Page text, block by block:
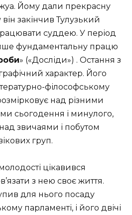
Йому дали прекрасну
він закінчив Тулузький
суддею. У період
фундаментальну працю
» («Досліди») . Остання з
характер. Його
філософському
над різними
сьогодення і минулого,
звичаями і побутом
груп.
цікавився
з нею своє життя.
для нього посаду
парламенті, і його двічі